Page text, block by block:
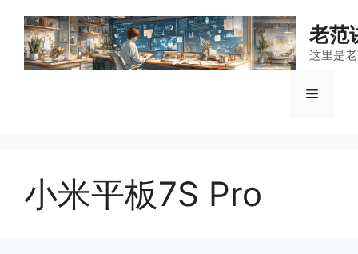
老范
这里是
菜
小米平板7S Pro